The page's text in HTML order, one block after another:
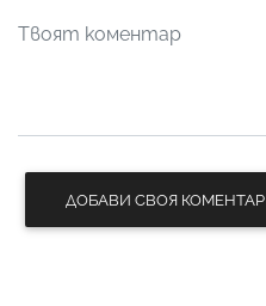
ДОБАВИ СВОЯ КОМЕНТАР